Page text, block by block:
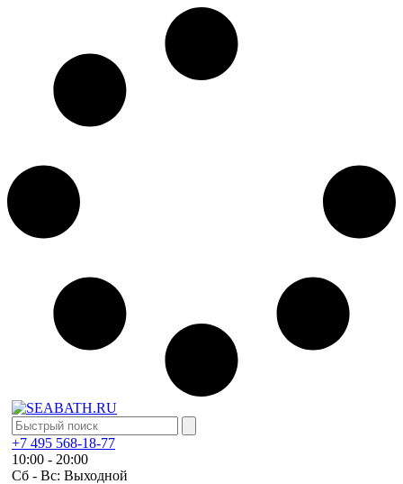
+7 495 568-18-77
10:00 - 20:00
Сб - Вс: Выходной